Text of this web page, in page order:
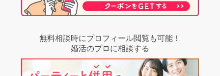
無料相談時にプロフィール閲覧も可能！
婚活のプロに相談する